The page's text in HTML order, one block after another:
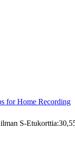
for Home Recording
S-Etukorttia: